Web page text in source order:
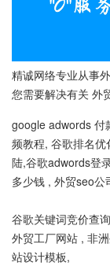
精诚网络专业从事
您需要解决有关 外
google adwords 付
频教程, 谷歌排名
陆,谷歌adwords登
多少钱 , 外贸seo公
谷歌关键词竞价查
外贸工厂网站 , 非
站设计模板,